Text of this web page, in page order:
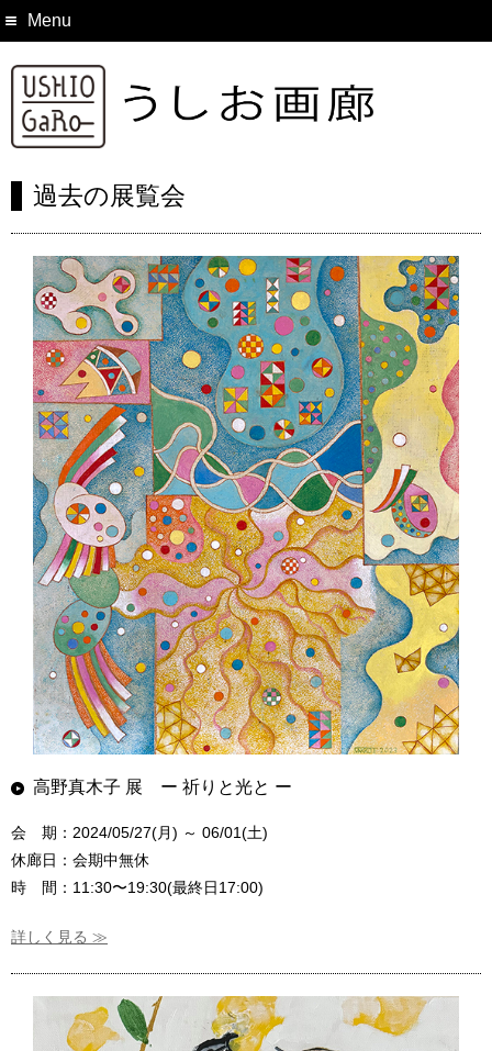
Menu
過去の展覧会
高野真木子 展 ー 祈りと光と ー
会 期：2024/05/27(月) ～ 06/01(土)
休廊日：会期中無休
時 間：11:30〜19:30(最終日17:00)
詳しく見る ≫